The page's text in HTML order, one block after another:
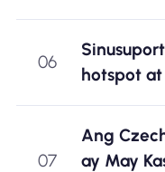
06
hotspot
07
Ang
ay May